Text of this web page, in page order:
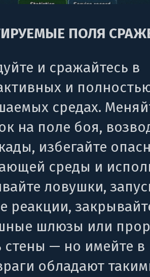
ПОЛЯ
и сражайтесь в
и
средах.
на поле боя,
избегайте
среды и
ловушки,
реакции,
шлюзы или
стены — но имейте в
обладают